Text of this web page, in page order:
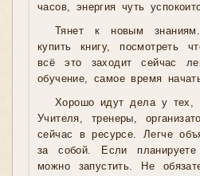
часов, энергия чуть
Тянет к новым
купить книгу, посмотреть
всё это заходит сейчас
обучение, самое время
Хорошо идут дела у тех,
Учителя, тренеры,
сейчас в ресурсе. Легче
за собой. Если
можно запустить. Не